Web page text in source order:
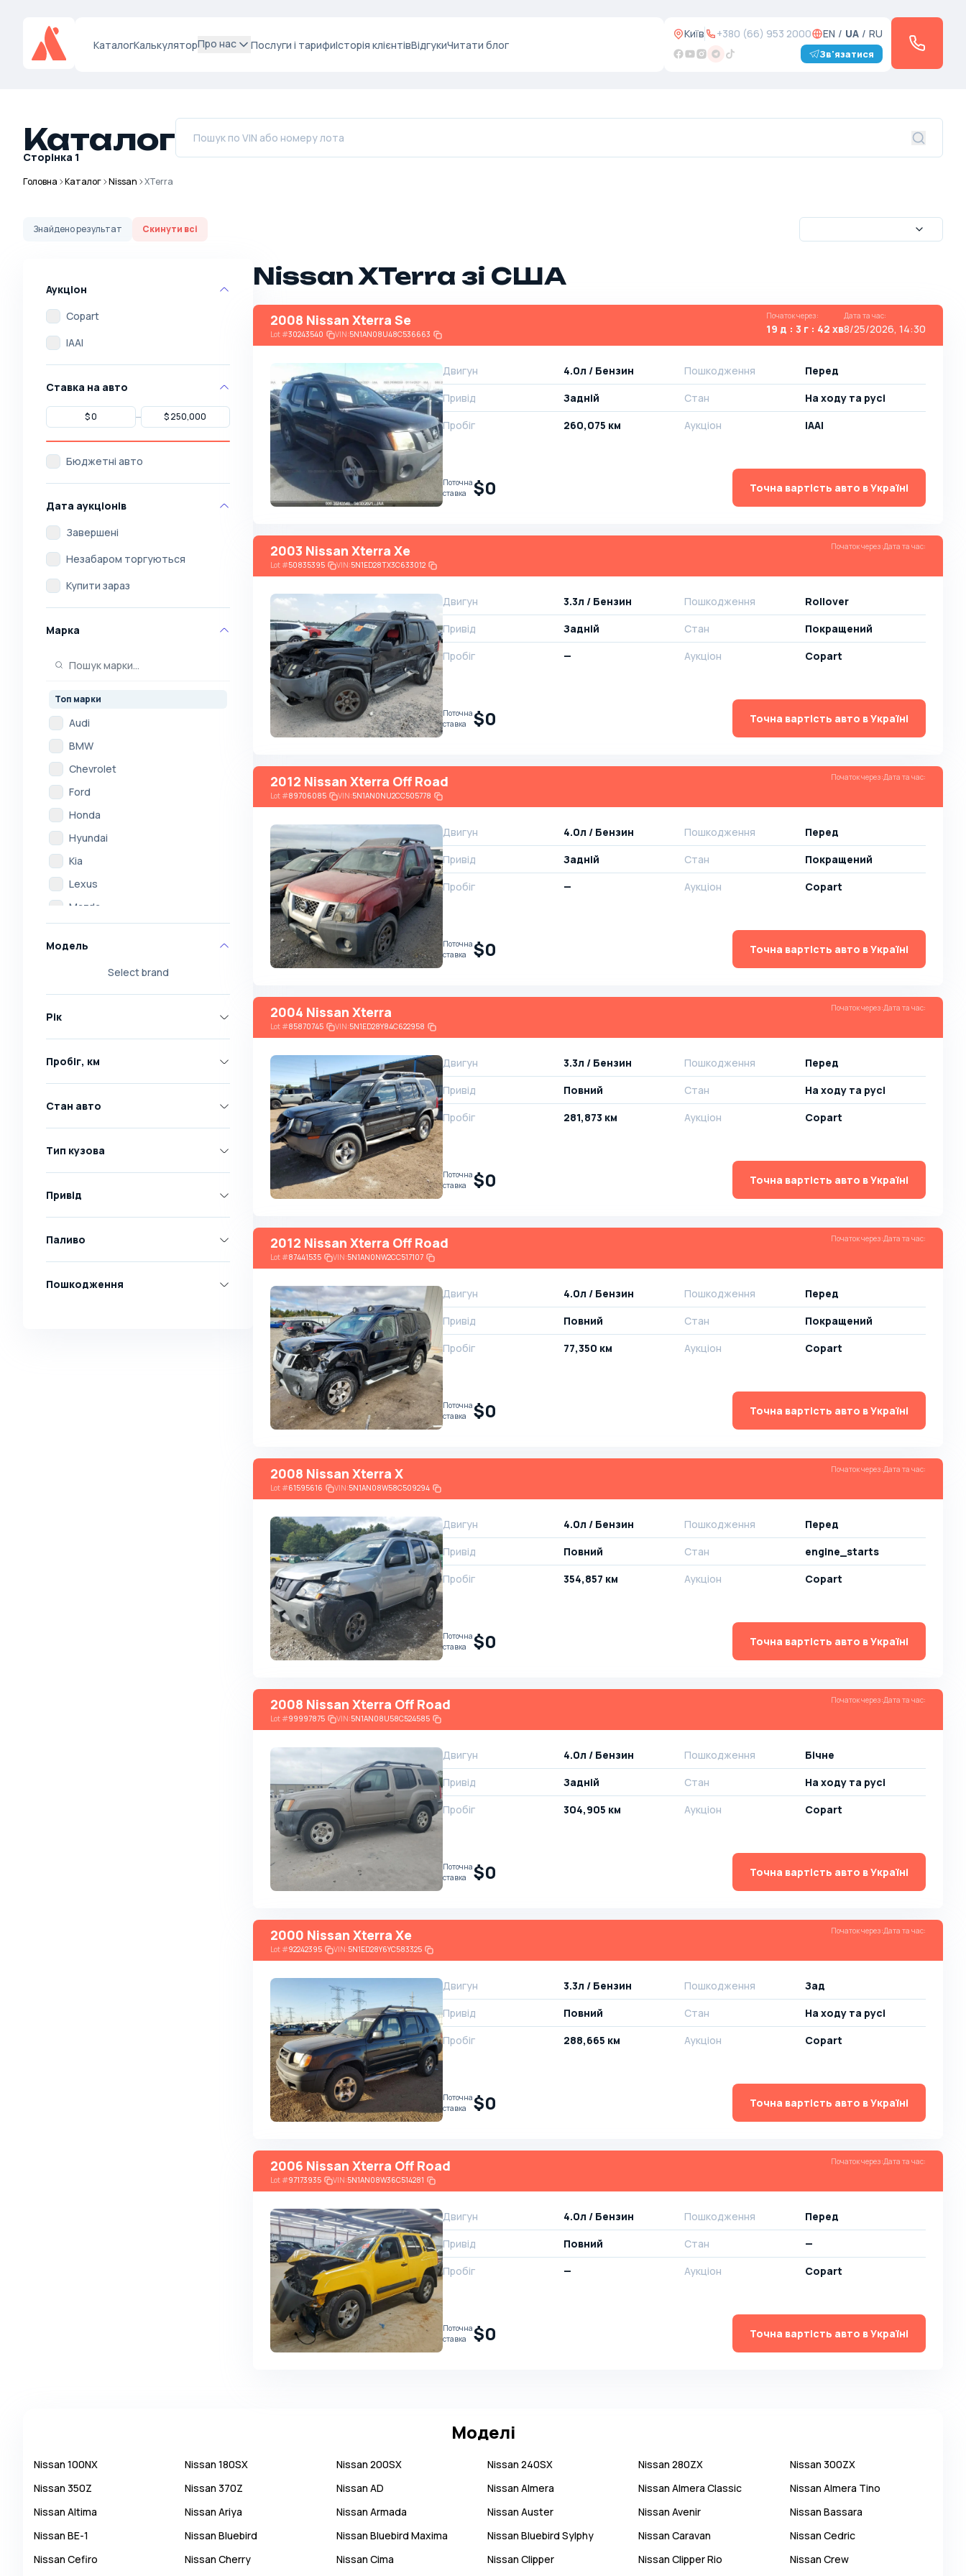
КаталогКалькуляторПро нас Послуги і тарифиІсторія клієнтівВідгукиЧитати блог
Київ +380 (66) 953 2000 EN / UA / RU
Зв'язатися
Каталог
Сторінка 1
Головна Каталог Nissan XTerra
Знайденорезультат Скинути всі
Аукціон
Copart
IAAI
Ставка на авто
Бюджетні авто
Дата аукціонів
Завершені
Незабаром торгуються
Купити зараз
Марка
Топ марки
Audi
BMW
Chevrolet
Ford
Honda
Hyundai
Kia
Lexus
Mazda
Mitsubishi
Opel
Skoda
Volkswagen
Abarth
AC
Acura
Adler
Alfa Romeo
Cizeta
Модель
Select brand
Рік
Пробіг, км
Стан авто
Тип кузова
Привід
Паливо
Пошкодження
Nissan XTerra зі США
2008 Nissan Xterra Se
Lot#30243540 VIN:5N1AN08U48C536663
Початок через:
19 д : 3 г : 42 хв
Дата та час:
8/25/2026, 14:30
Двигун
4.0л / Бензин
Привід
Задній
Пробіг
260,075 км
Пошкодження
Перед
Стан
На ​​ходу та русі
Аукціон
IAAI
Поточна
ставка
$0 Точна вартість авто в Україні
2003 Nissan Xterra Xe
Lot#50835395 VIN:5N1ED28TX3C633012
Початок через:Дата та час:
Двигун
3.3л / Бензин
Привід
Задній
Пробіг
—
Пошкодження
Rollover
Стан
Покращений
Аукціон
Copart
Поточна
ставка
$0 Точна вартість авто в Україні
2012 Nissan Xterra Off Road
Lot#89706085 VIN:5N1AN0NU2CC505778
Початок через:Дата та час:
Двигун
4.0л / Бензин
Привід
Задній
Пробіг
—
Пошкодження
Перед
Стан
Покращений
Аукціон
Copart
Поточна
ставка
$0 Точна вартість авто в Україні
2004 Nissan Xterra
Lot#85870745 VIN:5N1ED28Y84C622958
Початок через:Дата та час:
Двигун
3.3л / Бензин
Привід
Повний
Пробіг
281,873 км
Пошкодження
Перед
Стан
На ​​ходу та русі
Аукціон
Copart
Поточна
ставка
$0 Точна вартість авто в Україні
2012 Nissan Xterra Off Road
Lot#87441535 VIN:5N1AN0NW2CC517107
Початок через:Дата та час:
Двигун
4.0л / Бензин
Привід
Повний
Пробіг
77,350 км
Пошкодження
Перед
Стан
Покращений
Аукціон
Copart
Поточна
ставка
$0 Точна вартість авто в Україні
2008 Nissan Xterra X
Lot#61595616 VIN:5N1AN08W58C509294
Початок через:Дата та час:
Двигун
4.0л / Бензин
Привід
Повний
Пробіг
354,857 км
Пошкодження
Перед
Стан
engine_starts
Аукціон
Copart
Поточна
ставка
$0 Точна вартість авто в Україні
2008 Nissan Xterra Off Road
Lot#99997875 VIN:5N1AN08U58C524585
Початок через:Дата та час:
Двигун
4.0л / Бензин
Привід
Задній
Пробіг
304,905 км
Пошкодження
Бічне
Стан
На ​​ходу та русі
Аукціон
Copart
Поточна
ставка
$0 Точна вартість авто в Україні
2000 Nissan Xterra Xe
Lot#92242395 VIN:5N1ED28Y6YC583325
Початок через:Дата та час:
Двигун
3.3л / Бензин
Привід
Повний
Пробіг
288,665 км
Пошкодження
Зад
Стан
На ​​ходу та русі
Аукціон
Copart
Поточна
ставка
$0 Точна вартість авто в Україні
2006 Nissan Xterra Off Road
Lot#97173935 VIN:5N1AN08W36C514281
Початок через:Дата та час:
Двигун
4.0л / Бензин
Привід
Повний
Пробіг
—
Пошкодження
Перед
Стан
—
Аукціон
Copart
Поточна
ставка
$0 Точна вартість авто в Україні
Моделі
Nissan 100NX Nissan 180SX Nissan 200SX Nissan 240SX Nissan 280ZX Nissan 300ZX
Nissan 350Z Nissan 370Z Nissan AD Nissan Almera Nissan Almera Classic Nissan Almera Tino
Nissan Altima Nissan Ariya Nissan Armada Nissan Auster Nissan Avenir Nissan Bassara
Nissan BE-1 Nissan Bluebird Nissan Bluebird Maxima Nissan Bluebird Sylphy Nissan Caravan Nissan Cedric
Nissan Cefiro Nissan Cherry Nissan Cima Nissan Clipper Nissan Clipper Rio Nissan Crew